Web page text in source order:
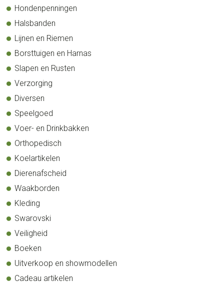
Hondenpenningen
Halsbanden
Lijnen en Riemen
Borsttuigen en Harnas
Slapen en Rusten
Verzorging
Diversen
Speelgoed
Voer- en Drinkbakken
Orthopedisch
Koelartikelen
Dierenafscheid
Waakborden
Kleding
Swarovski
Veiligheid
Boeken
Uitverkoop en showmodellen
Cadeau artikelen